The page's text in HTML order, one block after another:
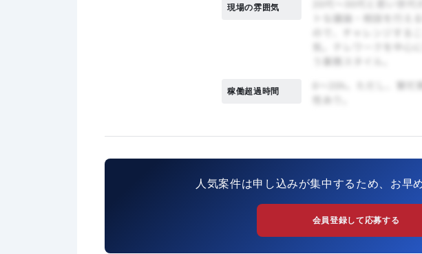
現場の雰囲気
稼働超過時間
人気案件は申し込みが集中するため、お早
会員登録して応募する